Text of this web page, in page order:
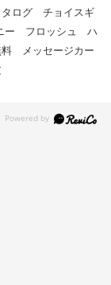
ログ チョイスギ
ー フロッシュ ハ
メッセージカー